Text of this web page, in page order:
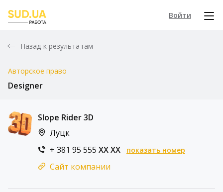
Войти
Назад к результатам
Авторское право
Designer
Slope Rider 3D
Луцк
+ 381 95 555 XX XX показать номер
Сайт компании